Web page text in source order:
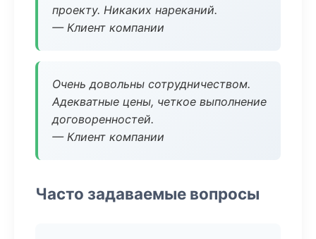
проекту. Никаких нареканий.
— Клиент компании
Очень довольны сотрудничеством.
Адекватные цены, четкое выполнение
договоренностей.
— Клиент компании
Часто задаваемые вопросы